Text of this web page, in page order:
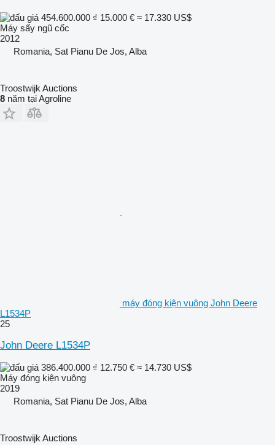
454.600.000 ₫ 15.000 € ≈ 17.330 US$
Máy sấy ngũ cốc
2012
Romania, Sat Pianu De Jos, Alba
Troostwijk Auctions
8 năm tại Agroline
máy đóng kiện vuông John Deere
L1534P
25
John Deere L1534P
386.400.000 ₫ 12.750 € ≈ 14.730 US$
Máy đóng kiện vuông
2019
Romania, Sat Pianu De Jos, Alba
Troostwijk Auctions